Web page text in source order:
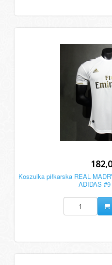
Koszulka piłkarska REAL
ADIDAS